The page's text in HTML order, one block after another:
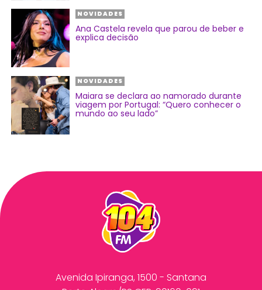
NOVIDADES
Ana Castela revela que parou de beber e
explica decisão
NOVIDADES
Maiara se declara ao namorado durante
viagem por Portugal: “Quero conhecer o
mundo ao seu lado”
Avenida Ipiranga, 1500 - Santana